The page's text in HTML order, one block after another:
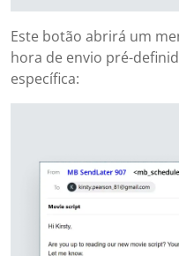
Este botão abrirá um
hora de envio pré-
específica: